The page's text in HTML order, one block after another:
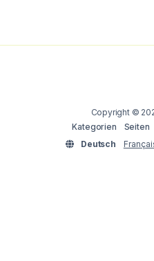
Copyright ©
Kategorien
Seiten
Deutsch